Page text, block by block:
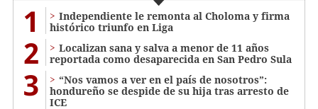
1
Independiente le remonta al Choloma y firma
histórico triunfo en Liga
2
Localizan sana y salva a menor de 11 años
reportada como desaparecida en San Pedro Sula
3
“Nos vamos a ver en el país de nosotros”:
hondureño se despide de su hija tras arresto de
ICE